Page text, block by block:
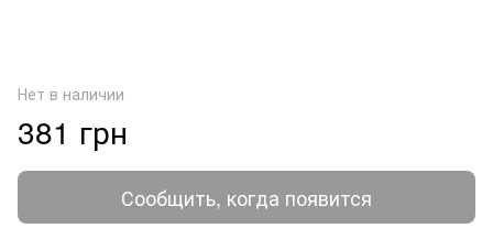
Нет в наличии
381 грн
Сообщить, когда появится